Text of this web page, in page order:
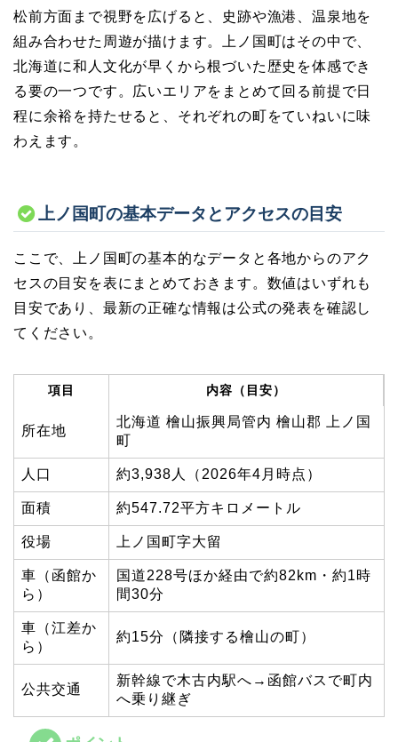
松前方面まで視野を広げると、史跡や漁港、温泉地を
組み合わせた周遊が描けます。上ノ国町はその中で、
北海道に和人文化が早くから根づいた歴史を体感でき
る要の一つです。広いエリアをまとめて回る前提で日
程に余裕を持たせると、それぞれの町をていねいに味
わえます。
上ノ国町の基本データとアクセスの目安
ここで、上ノ国町の基本的なデータと各地からのアク
セスの目安を表にまとめておきます。数値はいずれも
目安であり、最新の正確な情報は公式の発表を確認し
てください。
項目 内容（目安）
所在地
北海道 檜山振興局管内 檜山郡 上ノ国
町
人口 約3,938人（2026年4月時点）
面積 約547.72平方キロメートル
役場 上ノ国町字大留
車（函館か
ら）
国道228号ほか経由で約82km・約1時
間30分
車（江差か
ら）
約15分（隣接する檜山の町）
公共交通
新幹線で木古内駅へ→函館バスで町内
へ乗り継ぎ